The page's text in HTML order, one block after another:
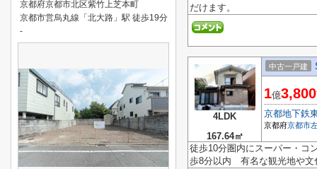
だけます。
4LDK
167.64㎡
中古一戸建
1億3,800
京都地下鉄
京都府京都市
徒歩10分圏内にスーパー・コ
歩8分以内 有名な観光地や文
京都府京都市北区紫竹上芝本町
京都市営烏丸線「北大路」駅 徒歩19分
-